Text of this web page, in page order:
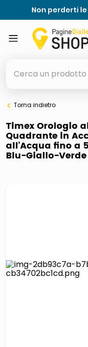
Non perderti
elenchi telefonici
orologio parete
porta tv
pattumiera
Torna indietro
Timex Orologio al
Quadrante in
all'Acqua fino a
Blu-Giallo-Verde